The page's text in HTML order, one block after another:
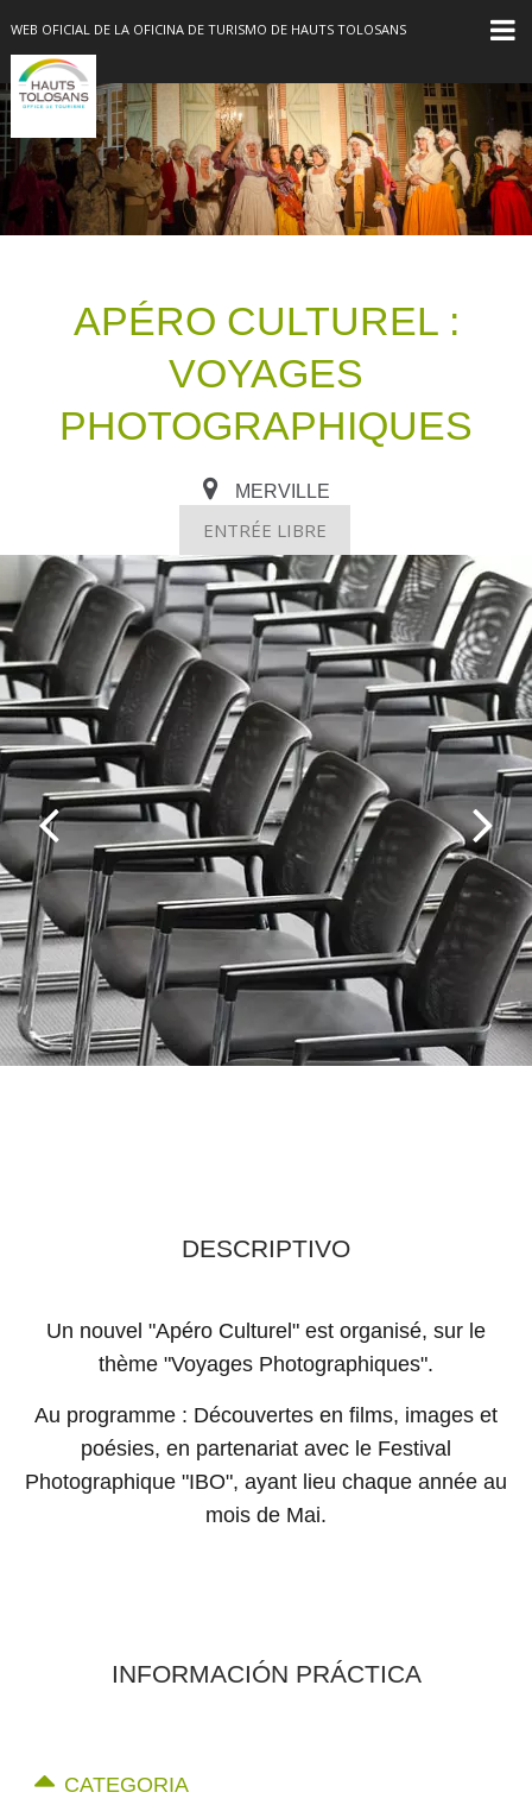
WEB OFICIAL DE LA OFICINA DE TURISMO DE HAUTS TOLOSANS
APÉRO CULTUREL :
VOYAGES
PHOTOGRAPHIQUES
MERVILLE
ENTRÉE LIBRE
DESCRIPTIVO
Un nouvel "Apéro Culturel" est organisé, sur le
thème "Voyages Photographiques".
Au programme : Découvertes en films, images et
poésies, en partenariat avec le Festival
Photographique "IBO", ayant lieu chaque année au
mois de Mai.
INFORMACIÓN PRÁCTICA
CATEGORIA